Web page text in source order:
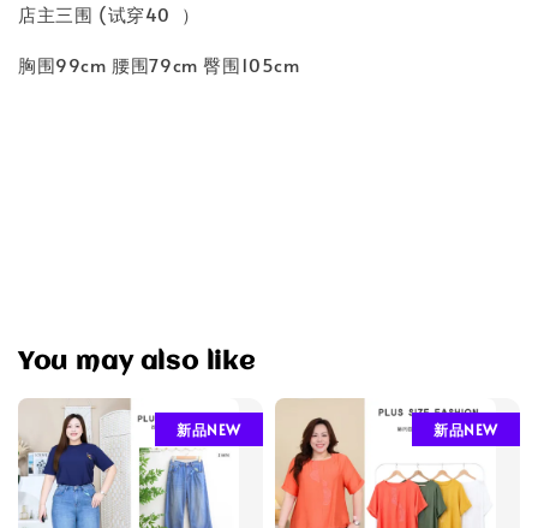
店主三围 (试穿40 ）
胸围99cm 腰围79cm 臀围105cm
You may also like
新品NEW 新品NEW